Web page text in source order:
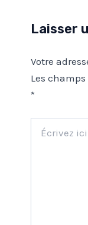
Laisser
Votre
Les
*
ici…